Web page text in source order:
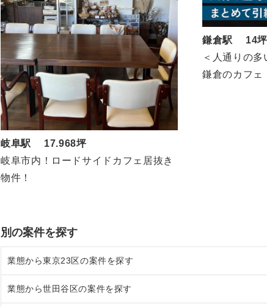
岐阜駅 17.968坪
岐阜市内！ロードサイドカフェ居抜き
物件！
鎌倉駅 14坪
＜人通りの多
鎌倉のカフェ
別の案件を探す
業態から東京23区の案件を探す
東京23区のラーメンの居抜き売却物件の案件一覧
業態から世田谷区の案件を探す